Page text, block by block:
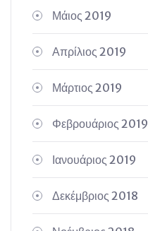
Μάιος 2019
Απρίλιος 2019
Μάρτιος 2019
Φεβρουάριος 2019
Ιανουάριος 2019
Δεκέμβριος 2018